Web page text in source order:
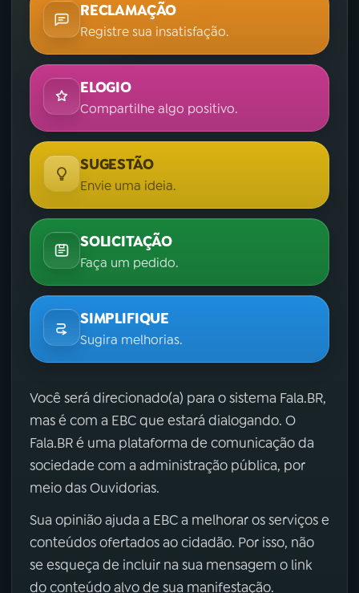
RECLAMAÇÃO
Registre sua insatisfação.
ELOGIO
Compartilhe algo positivo.
SUGESTÃO
Envie uma ideia.
SOLICITAÇÃO
Faça um pedido.
SIMPLIFIQUE
Sugira melhorias.
Você será direcionado(a) para o sistema Fala.BR,
mas é com a EBC que estará dialogando. O
Fala.BR é uma plataforma de comunicação da
sociedade com a administração pública, por
meio das Ouvidorias.
Sua opinião ajuda a EBC a melhorar os serviços e
conteúdos ofertados ao cidadão. Por isso, não
se esqueça de incluir na sua mensagem o link
do conteúdo alvo de sua manifestação.